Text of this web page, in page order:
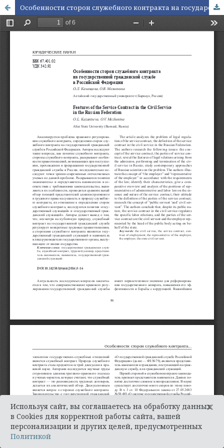
Особенности сторон служебного контракта на государственной гражданской службе в Российской Федерации
Используя сайт, вы соглашаетесь на обработку данных
в Cookies для корректной работы сайта, вашей
персонализации и других целей, предусмотренных
Политикой
×